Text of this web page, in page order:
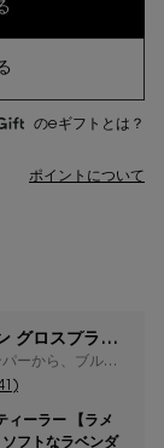
のeギフトとは？
ポイントについて
グロスプラン
ーから、ブルー
場
ィーラー 【ラメ
フトなラベンダ